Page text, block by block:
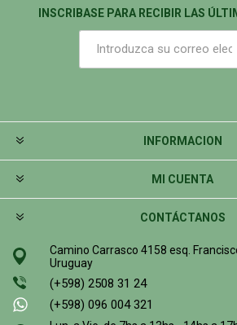
INSCRIBASE PARA RECIBIR LAS
INFORMACION
MI CUENTA
CONTÁCTANOS
Camino Carrasco 4158 esq.
Uruguay
(+598) 2508 31 24
(+598) 096 004 321